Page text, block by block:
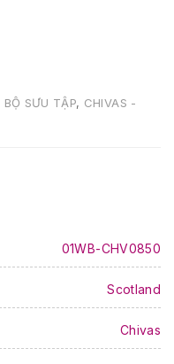
BỘ SƯU TẬP, CHIVAS -
01WB-CHV0850
Scotland
Chivas